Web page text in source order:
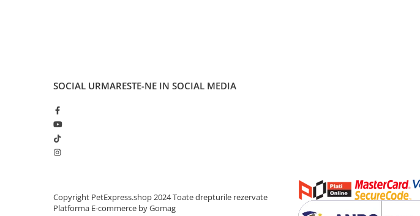
SOCIAL URMARESTE-NE IN SOCIAL MEDIA
Copyright PetExpress.shop 2024 Toate drepturile rezervate
Platforma E-commerce by Gomag